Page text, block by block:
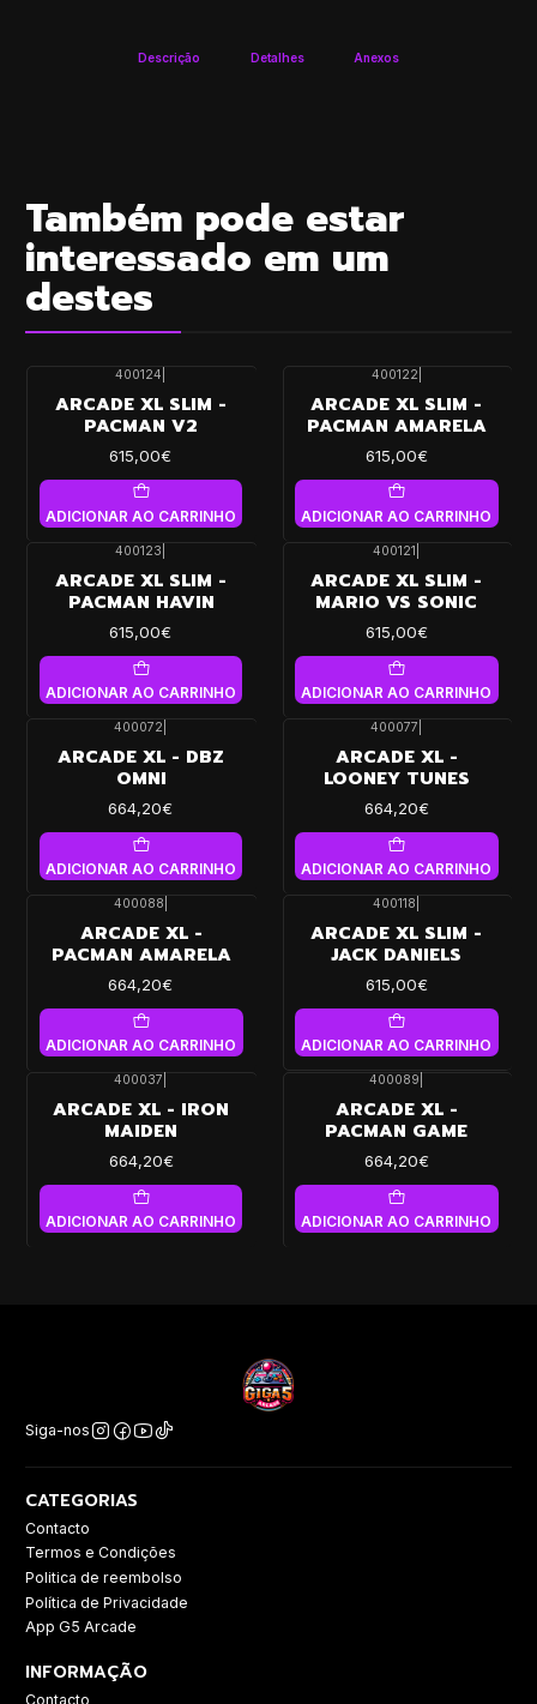
Descrição Detalhes Anexos
Também pode estar
interessado em um
destes
400124
ARCADE XL SLIM -
PACMAN V2
615,00€
ADICIONAR AO CARRINHO
400122
ARCADE XL SLIM -
PACMAN AMARELA
615,00€
ADICIONAR AO CARRINHO
400123
ARCADE XL SLIM -
PACMAN HAVIN
615,00€
ADICIONAR AO CARRINHO
400121
ARCADE XL SLIM -
MARIO VS SONIC
615,00€
ADICIONAR AO CARRINHO
400072
ARCADE XL - DBZ
OMNI
664,20€
ADICIONAR AO CARRINHO
400077
ARCADE XL -
LOONEY TUNES
664,20€
ADICIONAR AO CARRINHO
400088
ARCADE XL -
PACMAN AMARELA
664,20€
ADICIONAR AO CARRINHO
400118
ARCADE XL SLIM -
JACK DANIELS
615,00€
ADICIONAR AO CARRINHO
400037
ARCADE XL - IRON
MAIDEN
664,20€
ADICIONAR AO CARRINHO
400089
ARCADE XL -
PACMAN GAME
664,20€
ADICIONAR AO CARRINHO
Siga-nos
CATEGORIAS
Contacto
Termos e Condições
Politica de reembolso
Política de Privacidade
App G5 Arcade
INFORMAÇÃO
Contacto